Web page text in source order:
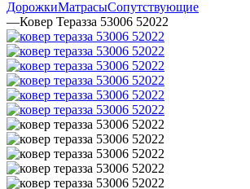
ДорожкиМатрасыСопутствующие
—Ковер Теразза 53006 52022